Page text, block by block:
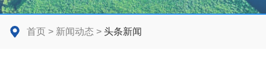
首页 > 新闻动态 > 头条新闻